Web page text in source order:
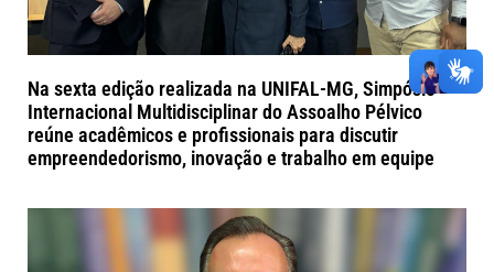
Na sexta edição realizada na UNIFAL-MG, Simpósio
Internacional Multidisciplinar do Assoalho Pélvico
reúne acadêmicos e profissionais para discutir
empreendedorismo, inovação e trabalho em equipe